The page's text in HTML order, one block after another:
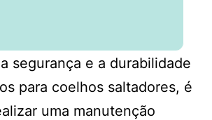
segurança e a durabilidade
para coelhos saltadores, é
uma manutenção